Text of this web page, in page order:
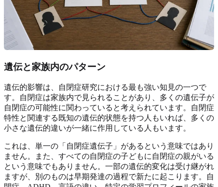
遺伝と家族内のパターン
遺伝的影響は、自閉症研究における最も強い知見の一つで
す。自閉症は家族内で見られることがあり、多くの遺伝子が
自閉症の可能性に関わっていると考えられています。自閉症
特性と関連する既知の遺伝的状態を持つ人もいれば、多くの
小さな遺伝的違いが一緒に作用している人もいます。
これは、単一の「自閉症遺伝子」があるという意味ではあり
ません。また、すべての自閉症の子どもに自閉症の親がいる
という意味でもありません。一部の遺伝的変化は受け継がれ
ますが、別のものは早期発達の過程で新たに起こります。自